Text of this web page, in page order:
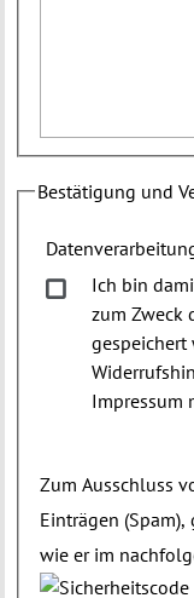
Bestätigung und
Ich bin
zum Zweck
gespeichert
Impressum
Zum Ausschluss
Einträgen
wie er im